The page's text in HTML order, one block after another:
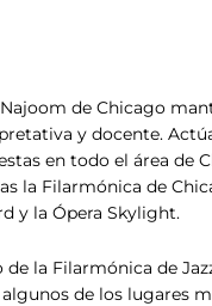
de Chicago
y docente.
en todo el área de
la Filarmónica de
y la Ópera Skylight.
la Filarmónica de
de los lugares